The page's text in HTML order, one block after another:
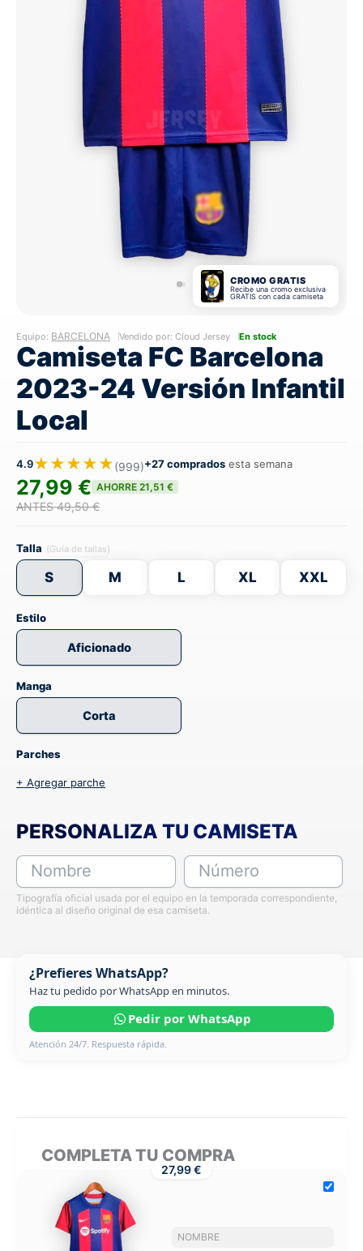
CROMO GRATIS
Recibe una cromo exclusiva
GRATIS con cada camiseta
Equipo: BARCELONA Vendido por: Cloud Jersey En stock
Camiseta FC Barcelona
2023-24 Versión Infantil
Local
4.9★★★★★(999)+27 comprados esta semana
27,99 € AHORRE 21,51 €
ANTES 49,50 €
Talla (Guía de tallas)
S M L XL XXL
Estilo
Aficionado
Manga
Corta
Parches
+ Agregar parche
PERSONALIZA TU CAMISETA
Nombre Número
Tipografía oficial usada por el equipo en la temporada correspondiente,
idéntica al diseño original de esa camiseta.
¿Prefieres WhatsApp?
Haz tu pedido por WhatsApp en minutos.
Pedir por WhatsApp
Atención 24/7. Respuesta rápida.
COMPLETA TU COMPRA
27,99 €